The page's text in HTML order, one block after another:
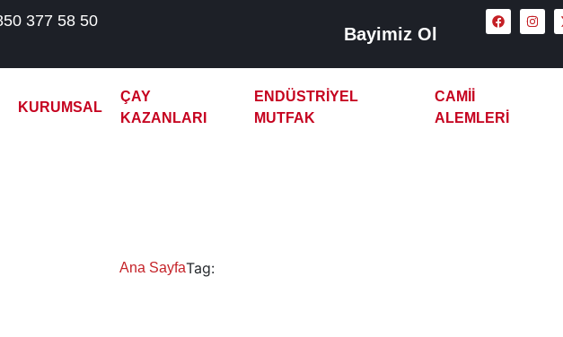
377 58 50
Bayimiz Ol
KURUMSAL
ÇAY
KAZANLARI
ENDÜSTRIYEL
MUTFAK
CAMII
ALEMLERI
Ana SayfaTag: